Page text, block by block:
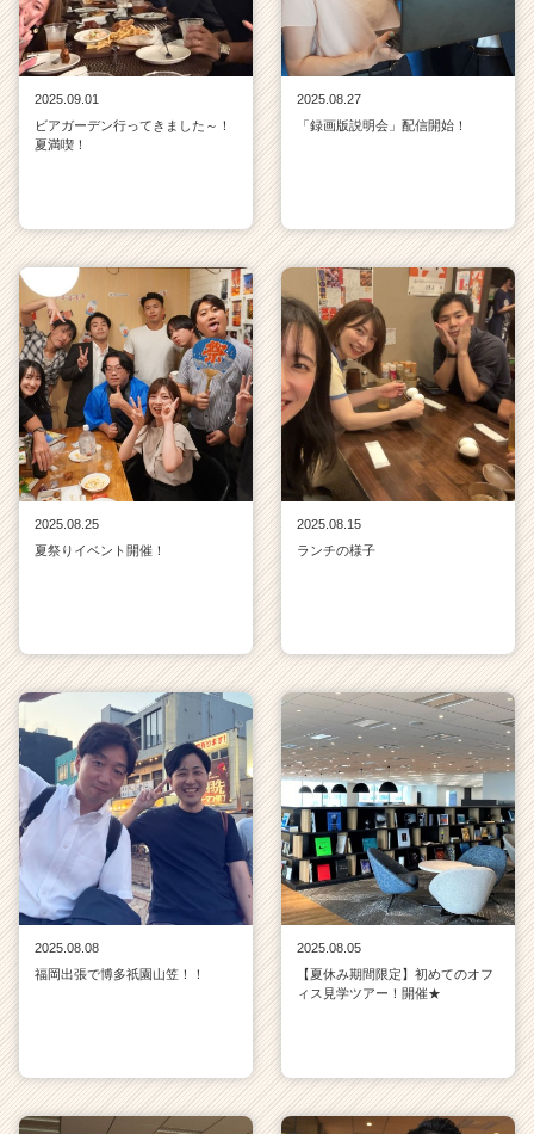
2025.09.01
ビアガーデン行ってきました～！
夏満喫！
2025.08.27
「録画版説明会」配信開始！
2025.08.25
夏祭りイベント開催！
2025.08.15
ランチの様子
2025.08.08
福岡出張で博多祇園山笠！！
2025.08.05
【夏休み期間限定】初めてのオフ
ィス見学ツアー！開催★